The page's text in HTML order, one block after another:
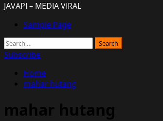
JAVAPI – MEDIA VIRAL
PrimarySample Page
Search
for:
Subscribe
Home
mahar hutang
mahar hutang